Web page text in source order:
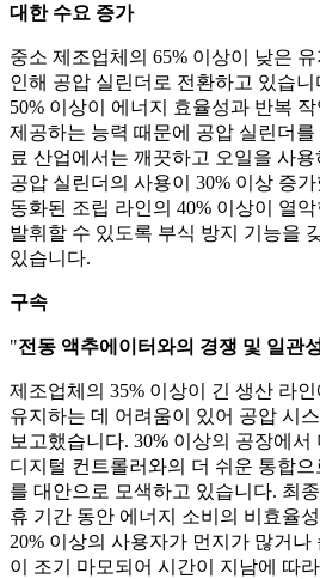
대한 수요 증가
중소 제조업체의 65% 이상이 낮은
인해 공압 실린더로 전환하고 있습
50% 이상이 에너지 효율성과 반복
제공하는 능력 때문에 공압 실린더
료 산업에서는 깨끗하고 오일을 사
공압 실린더의 사용이 30% 이상 증
동화된 조립 라인의 40% 이상이 열
발휘할 수 있도록 부식 방지 기능을
있습니다.
구속
"전동 액추에이터와의 경쟁 및 일관
제조업체의 35% 이상이 긴 생산 라
유지하는 데 어려움이 있어 공압 시
보고했습니다. 30% 이상의 공장에
디지털 컨트롤러와의 더 쉬운 통합
를 대안으로 모색하고 있습니다. 최
휴 기간 동안 에너지 소비의 비효율
20% 이상의 사용자가 먼지가 많거나
이 조기 마모되어 시간이 지남에 따